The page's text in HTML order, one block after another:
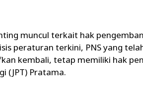
muncul terkait hak
peraturan terkini, PNS yang
kembali, tetap memiliki hak
(JPT) Pratama.